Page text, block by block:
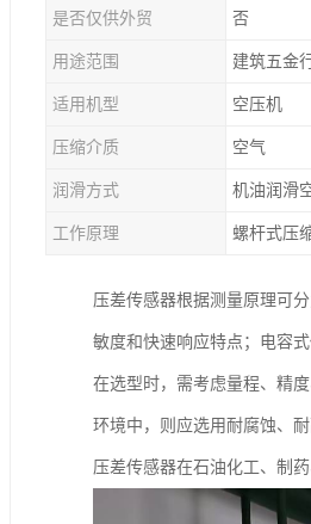
是否仅供外贸 否
用途范围 建筑五金
适用机型 空压机
压缩介质 空气
润滑方式 机油润滑
工作原理 螺杆式压
压差传感器根据测量原理可
敏度和快速响应特点；电容
在选型时，需考虑量程、精
环境中，则应选用耐腐蚀、
压差传感器在石油化工、制